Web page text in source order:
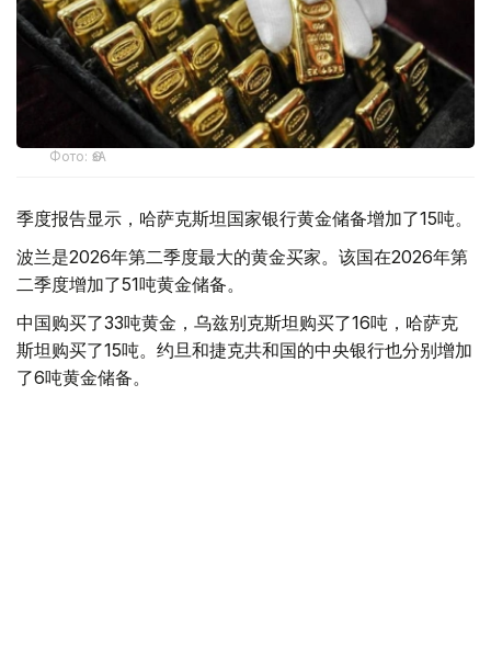
Фото: ӨзА
季度报告显示，哈萨克斯坦国家银行黄金储备增加了15吨。
波兰是2026年第二季度最大的黄金买家。该国在2026年第
二季度增加了51吨黄金储备。
中国购买了33吨黄金，乌兹别克斯坦购买了16吨，哈萨克
斯坦购买了15吨。约旦和捷克共和国的中央银行也分别增加
了6吨黄金储备。